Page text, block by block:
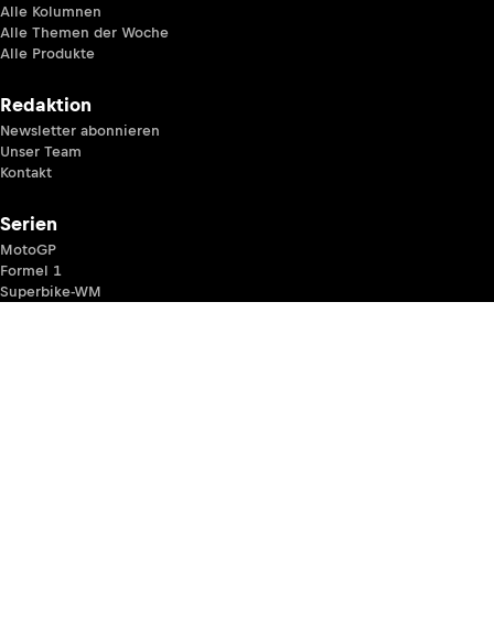
Alle Kolumnen
Alle Themen der Woche
Alle Produkte
Redaktion
Newsletter abonnieren
Unser Team
Kontakt
Serien
MotoGP
Formel 1
Superbike-WM